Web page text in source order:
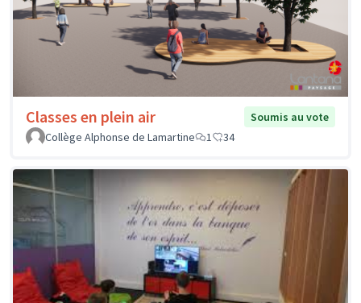
Classes en plein air
Soumis au vote
Collège Alphonse de Lamartine
1 34